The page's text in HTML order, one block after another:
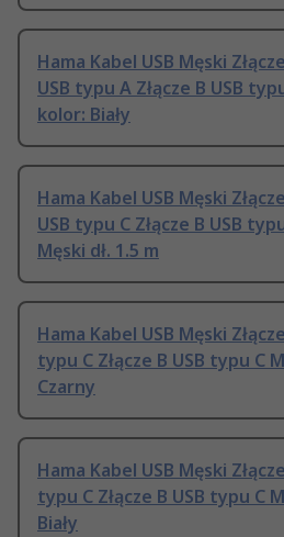
Hama Kabel USB Męski
USB typu A Złącze B USB
kolor: Biały
Hama Kabel USB Męski
USB typu C Złącze B USB
Męski dł. 1.5 m
Hama Kabel USB Męski
typu C Złącze B USB typu C
Czarny
Hama Kabel USB Męski
typu C Złącze B USB typu C
Biały